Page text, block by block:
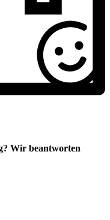
Wir beantworten